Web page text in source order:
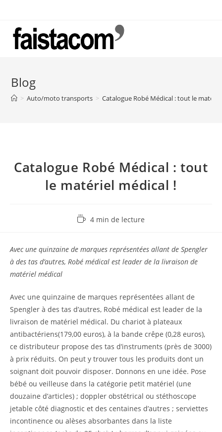
content
Blog
> Auto/moto transports > Catalogue Robé Médical : tout le
Catalogue Robé Médical : tout
le matériel médical !
Temps4 min de lecture
Avec une quinzaine de marques représentées allant de Spengler
à des tas d’autres, Robé médical est leader de la livraison de
matériel médical
Avec une quinzaine de marques représentées allant de
Spengler à des tas d’autres, Robé médical est leader de la
livraison de matériel médical. Du chariot à plateaux
antibactériens(179,00 euros), à la bande crêpe (0,28 euros),
ce distributeur propose des tas d’instruments (près de 3000)
à prix réduits. On peut y trouver tous les produits dont un
soignant doit pouvoir disposer. Donnons en une idée. Pose
bébé ou veilleuse dans la catégorie petit matériel (une
douzaine d’articles) ; doppler obstétrical ou stéthoscope
jetable côté diagnostic et des centaines d’autres ; serviettes
incontinence ou alèses absorbantes dans la liste